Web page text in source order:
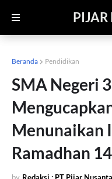
Beranda Pendidikan
SMA Negeri
Menunaikan
Ramadhan